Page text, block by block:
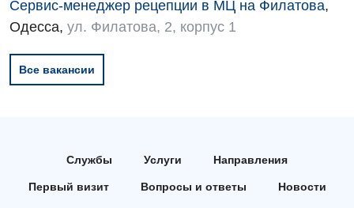
Сервис-менеджер рецепции в МЦ на Филатова,
Одесса, ул. Филатова, 2, корпус 1
Все вакансии
Службы Услуги Направления
Первый визит Вопросы и ответы Новости